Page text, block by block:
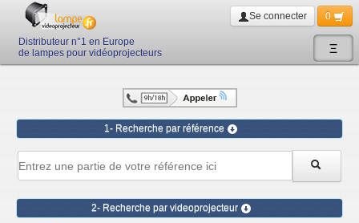
Ξ
Distributeur n°1 en Europe
de lampes pour vidéoprojecteurs
Se connecter 0
1- Recherche par référence
2- Recherche par videoprojecteur